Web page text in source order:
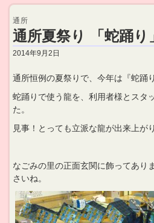
通所
通所夏祭り 「蛇踊り
2014年9月2日
通所恒例の夏祭りで、今年は『蛇踊
蛇踊りで使う龍を、利用者様とスタ
た。
見事！とっても立派な龍が出来上が
なごみの里の正面玄関に飾ってあり
さいね。